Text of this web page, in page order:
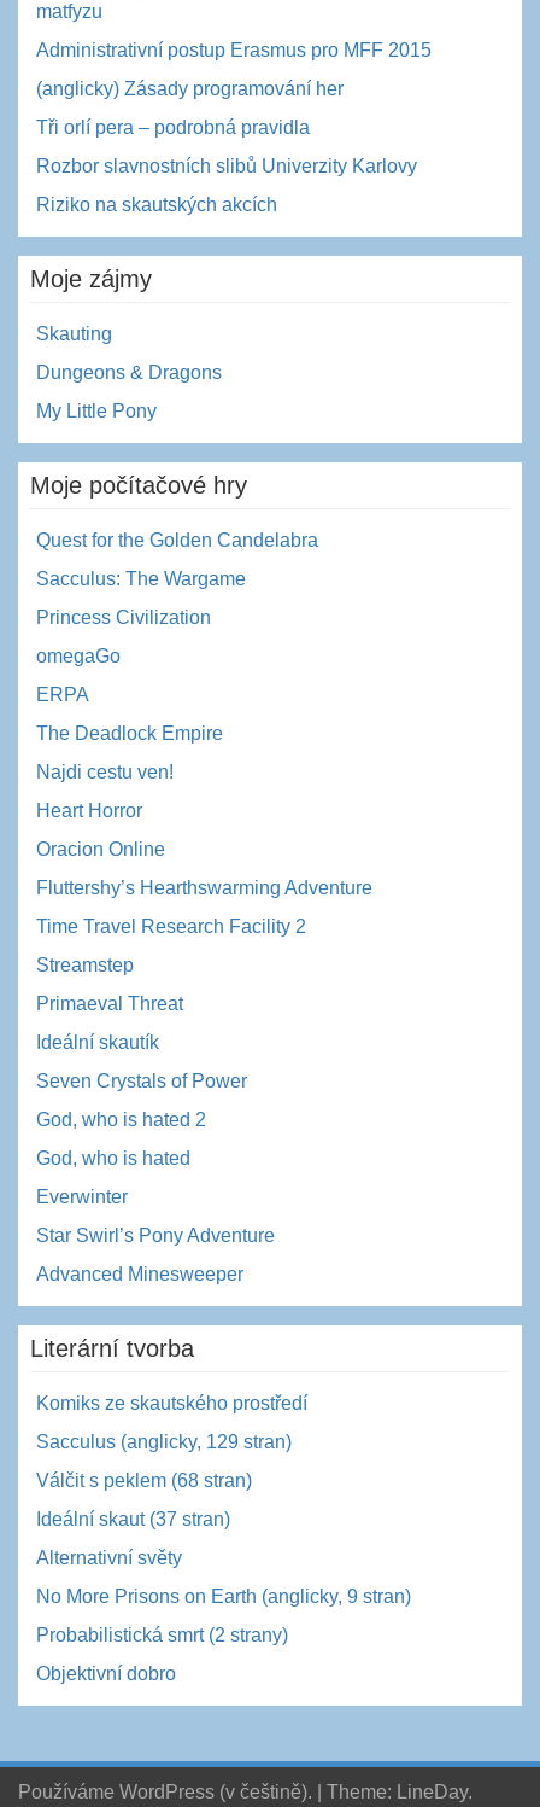
matfyzu
Administrativní postup Erasmus pro MFF 2015
(anglicky) Zásady programování her
Tři orlí pera – podrobná pravidla
Rozbor slavnostních slibů Univerzity Karlovy
Riziko na skautských akcích
Moje zájmy
Skauting
Dungeons & Dragons
My Little Pony
Moje počítačové hry
Quest for the Golden Candelabra
Sacculus: The Wargame
Princess Civilization
omegaGo
ERPA
The Deadlock Empire
Najdi cestu ven!
Heart Horror
Oracion Online
Fluttershy’s Hearthswarming Adventure
Time Travel Research Facility 2
Streamstep
Primaeval Threat
Ideální skautík
Seven Crystals of Power
God, who is hated 2
God, who is hated
Everwinter
Star Swirl’s Pony Adventure
Advanced Minesweeper
Literární tvorba
Komiks ze skautského prostředí
Sacculus (anglicky, 129 stran)
Válčit s peklem (68 stran)
Ideální skaut (37 stran)
Alternativní světy
No More Prisons on Earth (anglicky, 9 stran)
Probabilistická smrt (2 strany)
Objektivní dobro
Používáme WordPress (v češtině). Theme: LineDay.